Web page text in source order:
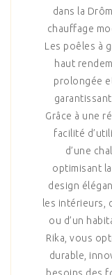
dans la
chauffage
Les poêles à
haut
prolongée
Grâce à une
facilité
d’une
optimisant
design
les intérieurs,
ou d’un
Rika, vous
durable,
besoins des